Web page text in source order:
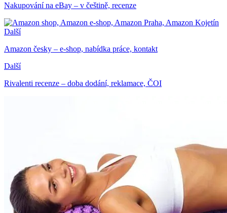
Nakupování na eBay – v češtině, recenze
Další
Amazon česky – e-shop, nabídka práce, kontakt
Další
Rivalenti recenze – doba dodání, reklamace, ČOI